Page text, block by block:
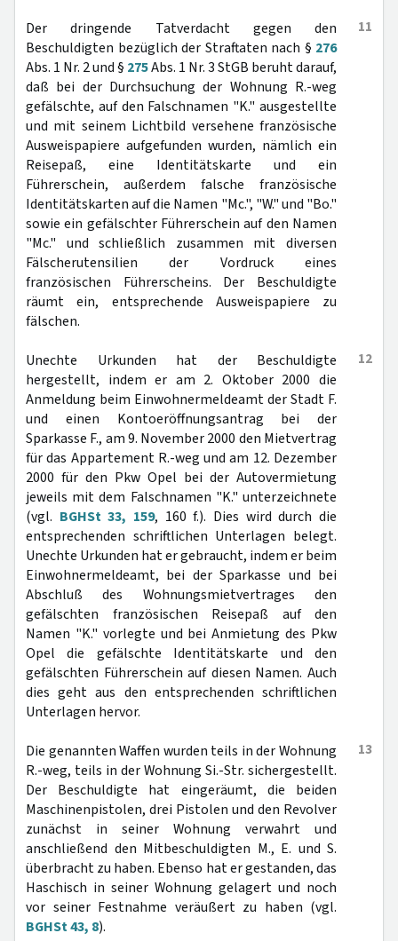
11
Der dringende Tatverdacht gegen den
Beschuldigten bezüglich der Straftaten nach § 276
Abs. 1 Nr. 2 und § 275Abs. 1 Nr. 3 StGB beruht darauf,
daß bei der Durchsuchung der Wohnung R.-weg
gefälschte, auf den Falschnamen "K." ausgestellte
und mit seinem Lichtbild versehene französische
Ausweispapiere aufgefunden wurden, nämlich ein
Reisepaß, eine Identitätskarte und ein
Führerschein, außerdem falsche französische
Identitätskarten auf die Namen "Mc.", "W." und "Bo."
sowie ein gefälschter Führerschein auf den Namen
"Mc." und schließlich zusammen mit diversen
Fälscherutensilien der Vordruck eines
französischen Führerscheins. Der Beschuldigte
räumt ein, entsprechende Ausweispapiere zu
fälschen.
12
Unechte Urkunden hat der Beschuldigte
hergestellt, indem er am 2. Oktober 2000 die
Anmeldung beim Einwohnermeldeamt der Stadt F.
und einen Kontoeröffnungsantrag bei der
Sparkasse F., am 9. November 2000 den Mietvertrag
für das Appartement R.-weg und am 12. Dezember
2000 für den Pkw Opel bei der Autovermietung
jeweils mit dem Falschnamen "K." unterzeichnete
(vgl. BGHSt 33, 159, 160 f.). Dies wird durch die
entsprechenden schriftlichen Unterlagen belegt.
Unechte Urkunden hat er gebraucht, indem er beim
Einwohnermeldeamt, bei der Sparkasse und bei
Abschluß des Wohnungsmietvertrages den
gefälschten französischen Reisepaß auf den
Namen "K." vorlegte und bei Anmietung des Pkw
Opel die gefälschte Identitätskarte und den
gefälschten Führerschein auf diesen Namen. Auch
dies geht aus den entsprechenden schriftlichen
Unterlagen hervor.
13
Die genannten Waffen wurden teils in der Wohnung
R.-weg, teils in der Wohnung Si.-Str. sichergestellt.
Der Beschuldigte hat eingeräumt, die beiden
Maschinenpistolen, drei Pistolen und den Revolver
zunächst in seiner Wohnung verwahrt und
anschließend den Mitbeschuldigten M., E. und S.
überbracht zu haben. Ebenso hat er gestanden, das
Haschisch in seiner Wohnung gelagert und noch
vor seiner Festnahme veräußert zu haben (vgl.
BGHSt 43, 8).